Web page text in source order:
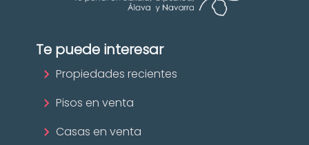
Te puede interesar
Propiedades recientes
Pisos en venta
Casas en venta